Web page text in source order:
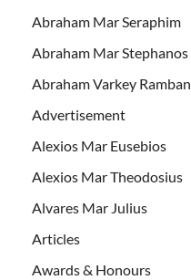
Abraham Mar Seraphim
Abraham Mar Stephanos
Abraham Varkey Ramban
Advertisement
Alexios Mar Eusebios
Alexios Mar Theodosius
Alvares Mar Julius
Articles
Awards & Honours